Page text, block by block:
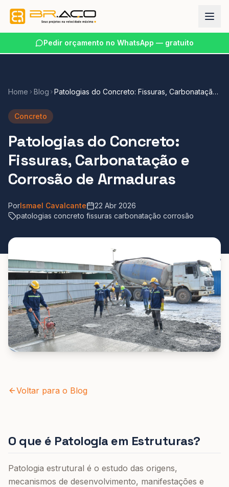
Pedir orçamento no WhatsApp — gratuito
Home Blog
Patologias do Concreto: Fissuras, Carbonatação
Concreto
Patologias do Concreto:
Fissuras, Carbonatação e
Corrosão de Armaduras
PorIsmael Cavalcante
22 Abr 2026
patologias concreto fissuras carbonatação corrosão
Voltar para o Blog
O que é Patologia em Estruturas?
Patologia estrutural é o estudo das origens,
mecanismos de desenvolvimento, manifestações e